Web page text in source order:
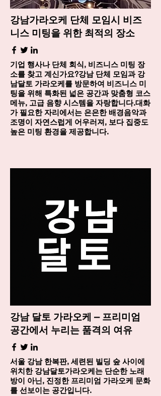
강남가라오케 단체 모임시 비즈
니스 미팅을 위한 최적의 장소
기업 행사나 단체 회식, 비즈니스 미팅 장
소를 찾고 계신가요?강남 단체 모임과 강
남달토 가라오케를 방문하여 비즈니스 미
팅을 위해 특화된 넓은 공간과 맞춤형 코스
메뉴, 고급 음향 시스템을 자랑합니다.대화
가 필요한 자리에서는 은은한 배경음악과
조명이 자연스럽게 어우러져, 보다 집중도
높은 미팅 환경을 제공합니다.
강남 달토 가라오케 – 프리미엄
공간에서 누리는 품격의 여유
서울 강남 한복판, 세련된 빌딩 숲 사이에
위치한 강남달토가라오케는 단순한 노래
방이 아닌, 진정한 프리미엄 가라오케 문화
를 선보이는 공간입니다.